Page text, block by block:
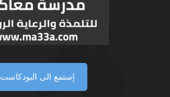
إستمع الى البودكاست